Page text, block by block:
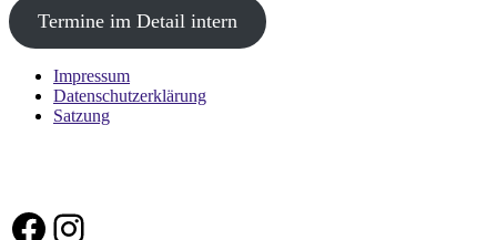
Termine im Detail intern
Impressum
Datenschutzerklärung
Satzung
Facebook
Instagram